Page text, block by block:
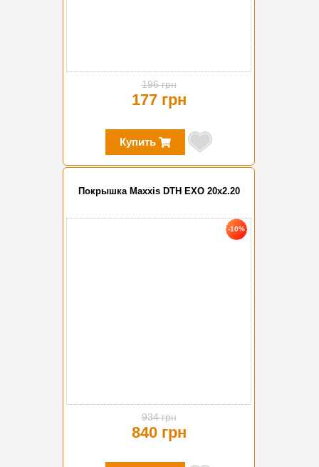
196 грн
177 грн
Купить
Покрышка Maxxis DTH EXO 20x2.20
-10%
934 грн
840 грн